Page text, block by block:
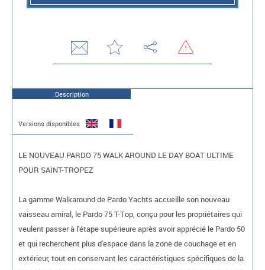
Description
Versions disponibles
LE NOUVEAU PARDO 75 WALK AROUND LE DAY BOAT ULTIME
POUR SAINT-TROPEZ
La gamme Walkaround de Pardo Yachts accueille son nouveau
vaisseau amiral, le Pardo 75 T-Top, conçu pour les propriétaires qui
veulent passer à l'étape supérieure après avoir apprécié le Pardo 50
et qui recherchent plus d'espace dans la zone de couchage et en
extérieur, tout en conservant les caractéristiques spécifiques de la